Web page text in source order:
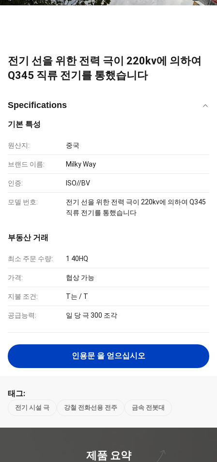
전기 선을 위한 전력 극이 220kv에 의하여
Q345 직류 전기를 통했습니다
Specifications
기본 특성
원산지: 중국
브랜드 이름: Milky Way
인증: ISO//BV
모델 번호:
전기 선을 위한 전력 극이 220kv에 의하여 Q345
직류 전기를 통했습니다
부동산 거래
최소 주문 수량: 1 40HQ
가격: 협상 가능
지불 조건: T는 / T
공급능력: 일 당 극 300 조각
인용문 을 얻으십시오
태그:
전기 시설 극 강철 전화선용 전주 금속 전봇대
제품 요약